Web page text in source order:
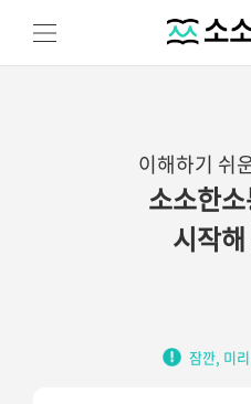
이해하기 쉬
소소한
시작
잠깐, 미